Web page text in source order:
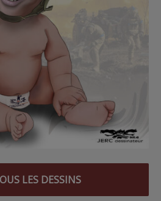
LES DESSINS